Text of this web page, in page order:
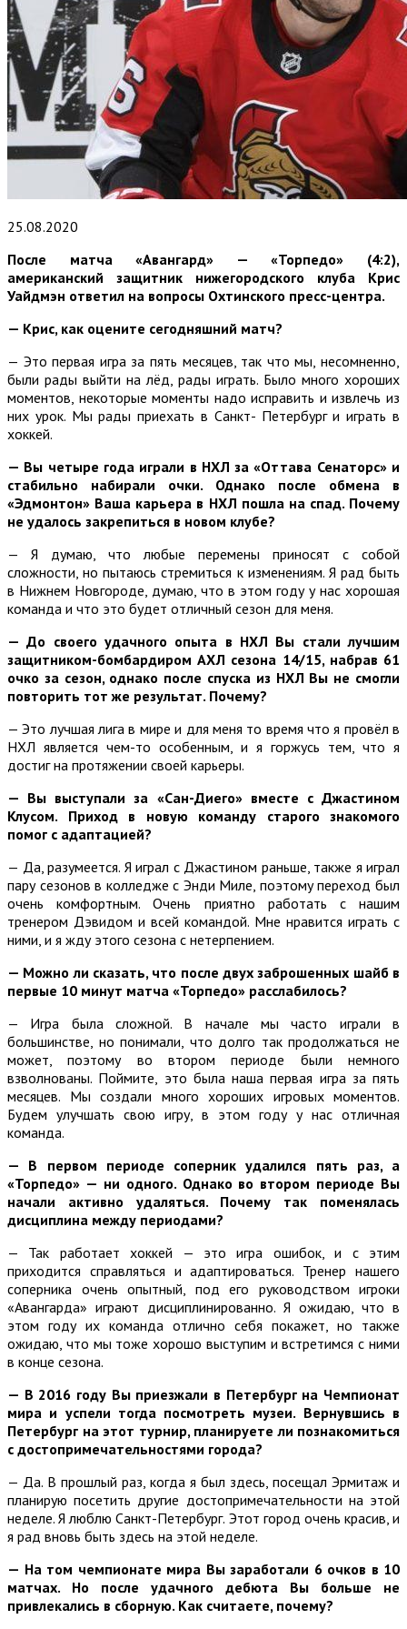
25.08.2020
После матча «Авангард» — «Торпедо» (4:2),
американский защитник нижегородского клуба Крис
Уайдмэн ответил на вопросы Охтинского пресс-центра.
— Крис, как оцените сегодняшний матч?
— Это первая игра за пять месяцев, так что мы, несомненно,
были рады выйти на лёд, рады играть. Было много хороших
моментов, некоторые моменты надо исправить и извлечь из
них урок. Мы рады приехать в Санкт- Петербург и играть в
хоккей.
— Вы четыре года играли в НХЛ за «Оттава Сенаторс» и
стабильно набирали очки. Однако после обмена в
«Эдмонтон» Ваша карьера в НХЛ пошла на спад. Почему
не удалось закрепиться в новом клубе?
— Я думаю, что любые перемены приносят с собой
сложности, но пытаюсь стремиться к изменениям. Я рад быть
в Нижнем Новгороде, думаю, что в этом году у нас хорошая
команда и что это будет отличный сезон для меня.
— До своего удачного опыта в НХЛ Вы стали лучшим
защитником-бомбардиром АХЛ сезона 14/15, набрав 61
очко за сезон, однако после спуска из НХЛ Вы не смогли
повторить тот же результат. Почему?
— Это лучшая лига в мире и для меня то время что я провёл в
НХЛ является чем-то особенным, и я горжусь тем, что я
достиг на протяжении своей карьеры.
— Вы выступали за «Сан-Диего» вместе с Джастином
Клусом. Приход в новую команду старого знакомого
помог с адаптацией?
— Да, разумеется. Я играл с Джастином раньше, также я играл
пару сезонов в колледже с Энди Миле, поэтому переход был
очень комфортным. Очень приятно работать с нашим
тренером Дэвидом и всей командой. Мне нравится играть с
ними, и я жду этого сезона с нетерпением.
— Можно ли сказать, что после двух заброшенных шайб в
первые 10 минут матча «Торпедо» расслабилось?
— Игра была сложной. В начале мы часто играли в
большинстве, но понимали, что долго так продолжаться не
может, поэтому во втором периоде были немного
взволнованы. Поймите, это была наша первая игра за пять
месяцев. Мы создали много хороших игровых моментов.
Будем улучшать свою игру, в этом году у нас отличная
команда.
— В первом периоде соперник удалился пять раз, а
«Торпедо» — ни одного. Однако во втором периоде Вы
начали активно удаляться. Почему так поменялась
дисциплина между периодами?
— Так работает хоккей — это игра ошибок, и с этим
приходится справляться и адаптироваться. Тренер нашего
соперника очень опытный, под его руководством игроки
«Авангарда» играют дисциплинированно. Я ожидаю, что в
этом году их команда отлично себя покажет, но также
ожидаю, что мы тоже хорошо выступим и встретимся с ними
в конце сезона.
— В 2016 году Вы приезжали в Петербург на Чемпионат
мира и успели тогда посмотреть музеи. Вернувшись в
Петербург на этот турнир, планируете ли познакомиться
с достопримечательностями города?
— Да. В прошлый раз, когда я был здесь, посещал Эрмитаж и
планирую посетить другие достопримечательности на этой
неделе. Я люблю Санкт-Петербург. Этот город очень красив, и
я рад вновь быть здесь на этой неделе.
— На том чемпионате мира Вы заработали 6 очков в 10
матчах. Но после удачного дебюта Вы больше не
привлекались в сборную. Как считаете, почему?